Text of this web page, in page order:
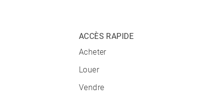
ACCÈS RAPIDE
Acheter
Louer
Vendre